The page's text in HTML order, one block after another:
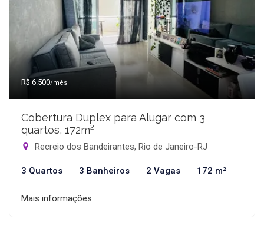
R$ 6.500/mês
Cobertura Duplex para Alugar com 3
quartos, 172m²
Recreio dos Bandeirantes, Rio de Janeiro-RJ
3 Quartos 3 Banheiros 2 Vagas 172 m²
Mais informações